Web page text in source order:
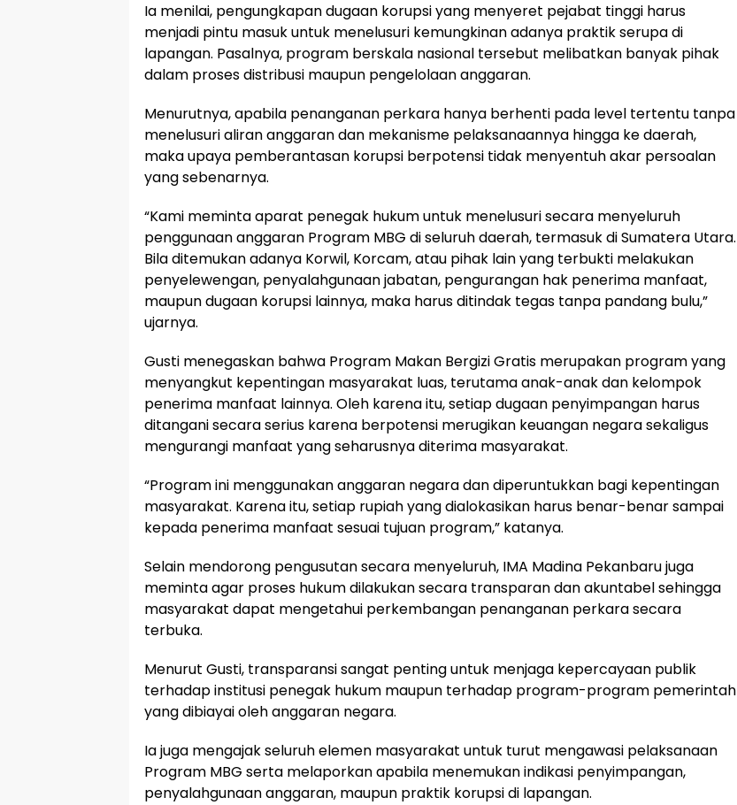
Ia menilai, pengungkapan dugaan korupsi yang menyeret pejabat tinggi harus
menjadi pintu masuk untuk menelusuri kemungkinan adanya praktik serupa di
lapangan. Pasalnya, program berskala nasional tersebut melibatkan banyak pihak
dalam proses distribusi maupun pengelolaan anggaran.
Menurutnya, apabila penanganan perkara hanya berhenti pada level tertentu tanpa
menelusuri aliran anggaran dan mekanisme pelaksanaannya hingga ke daerah,
maka upaya pemberantasan korupsi berpotensi tidak menyentuh akar persoalan
yang sebenarnya.
“Kami meminta aparat penegak hukum untuk menelusuri secara menyeluruh
penggunaan anggaran Program MBG di seluruh daerah, termasuk di Sumatera Utara.
Bila ditemukan adanya Korwil, Korcam, atau pihak lain yang terbukti melakukan
penyelewengan, penyalahgunaan jabatan, pengurangan hak penerima manfaat,
maupun dugaan korupsi lainnya, maka harus ditindak tegas tanpa pandang bulu,”
ujarnya.
Gusti menegaskan bahwa Program Makan Bergizi Gratis merupakan program yang
menyangkut kepentingan masyarakat luas, terutama anak-anak dan kelompok
penerima manfaat lainnya. Oleh karena itu, setiap dugaan penyimpangan harus
ditangani secara serius karena berpotensi merugikan keuangan negara sekaligus
mengurangi manfaat yang seharusnya diterima masyarakat.
“Program ini menggunakan anggaran negara dan diperuntukkan bagi kepentingan
masyarakat. Karena itu, setiap rupiah yang dialokasikan harus benar-benar sampai
kepada penerima manfaat sesuai tujuan program,” katanya.
Selain mendorong pengusutan secara menyeluruh, IMA Madina Pekanbaru juga
meminta agar proses hukum dilakukan secara transparan dan akuntabel sehingga
masyarakat dapat mengetahui perkembangan penanganan perkara secara
terbuka.
Menurut Gusti, transparansi sangat penting untuk menjaga kepercayaan publik
terhadap institusi penegak hukum maupun terhadap program-program pemerintah
yang dibiayai oleh anggaran negara.
Ia juga mengajak seluruh elemen masyarakat untuk turut mengawasi pelaksanaan
Program MBG serta melaporkan apabila menemukan indikasi penyimpangan,
penyalahgunaan anggaran, maupun praktik korupsi di lapangan.